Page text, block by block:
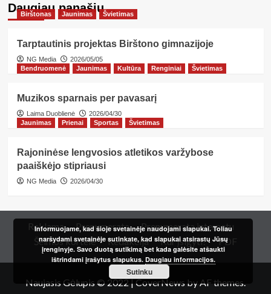
Daugiau panašių…
Birštonas Jaunimas Švietimas
Tarptautinis projektas Birštono gimnazijoje
NG Media
2026/05/05
Bendruomenė
Jaunimas Kultūra Renginiai Švietimas
Muzikos sparnais per pavasarį
Laima Duoblienė
2026/04/30
Jaunimas
Prienai Sportas Švietimas
Rajoninėse lengvosios atletikos varžybose
paaiškėjo stipriausi
NG Media 2026/04/30
Reklama Prenumerata
Prenumerata internetu
Šeimos kortelė
Redakcija Kur įsigyti? PDF
Naujasis Gėlupis © 2022|CoverNews by AF themes.
Informuojame, kad šioje svetainėje naudojami slapukai. Toliau
naršydami svetainėje sutinkate, kad slapukai atsirastų Jūsų
įrenginyje. Savo duotą sutikimą bet kada galėsite atšaukti
ištrindami įrašytus slapukus. Daugiau informacijos.
Sutinku